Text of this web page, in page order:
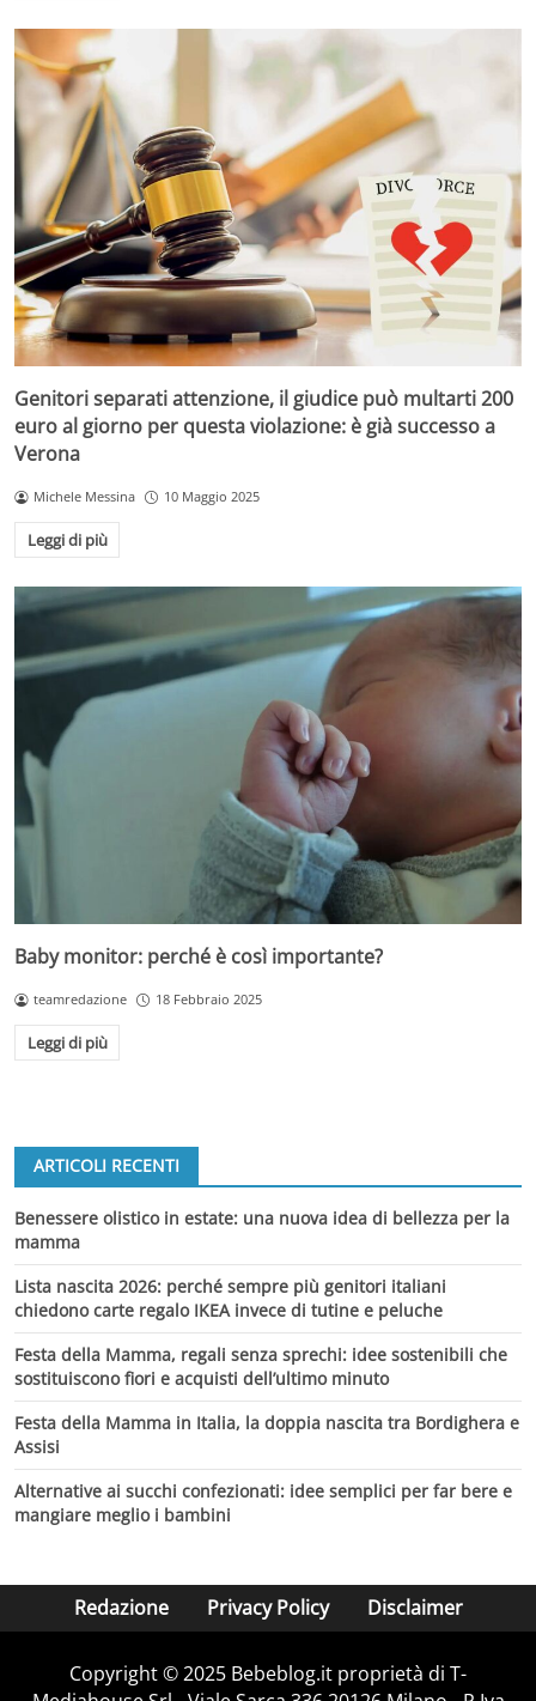
Genitori separati attenzione, il giudice può multarti 200
euro al giorno per questa violazione: è già successo a
Verona
Michele Messina 10 Maggio 2025
Leggi di più
Baby monitor: perché è così importante?
teamredazione 18 Febbraio 2025
Leggi di più
ARTICOLI RECENTI
Benessere olistico in estate: una nuova idea di bellezza per la
mamma
Lista nascita 2026: perché sempre più genitori italiani
chiedono carte regalo IKEA invece di tutine e peluche
Festa della Mamma, regali senza sprechi: idee sostenibili che
sostituiscono fiori e acquisti dell’ultimo minuto
Festa della Mamma in Italia, la doppia nascita tra Bordighera e
Assisi
Alternative ai succhi confezionati: idee semplici per far bere e
mangiare meglio i bambini
Redazione Privacy Policy Disclaimer
Copyright © 2025 Bebeblog.it proprietà di T-